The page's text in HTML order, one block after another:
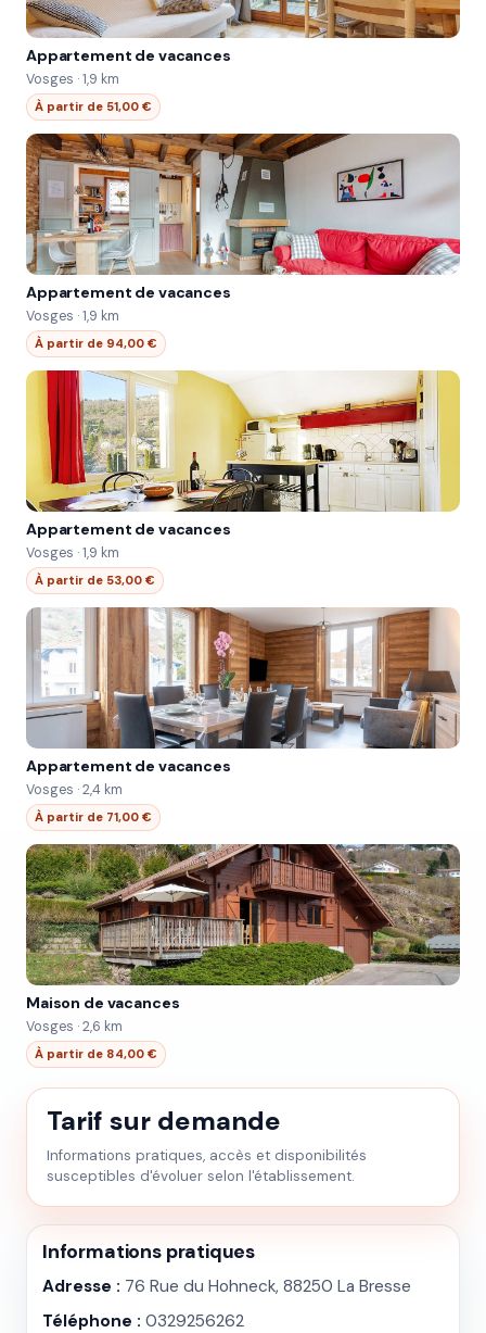
Appartement de vacances
Vosges · 1,9 km
À partir de 51,00 €
Appartement de vacances
Vosges · 1,9 km
À partir de 94,00 €
Appartement de vacances
Vosges · 1,9 km
À partir de 53,00 €
Appartement de vacances
Vosges · 2,4 km
À partir de 71,00 €
Maison de vacances
Vosges · 2,6 km
À partir de 84,00 €
Tarif sur demande
Informations pratiques, accès et disponibilités
susceptibles d'évoluer selon l'établissement.
Informations pratiques
Adresse : 76 Rue du Hohneck, 88250 La Bresse
Téléphone : 0329256262